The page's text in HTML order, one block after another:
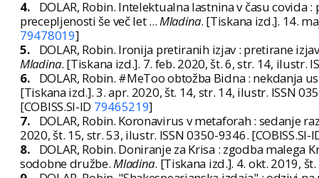
4.
DOLAR, Robin. Intelektualna lastnina v času
precepljenosti še več let ...Mladina. [Tiskana izd.]. 14.
79478019]
5.
DOLAR, Robin. Ironija pretiranih izjav : pretirane
Mladina. [Tiskana izd.]. 7. feb. 2020, št. 6, str. 14, ilustr.
6.
DOLAR, Robin. #MeToo obtožba Bidna : nekdanja
[Tiskana izd.]. 3. apr. 2020, št. 14, str. 14, ilustr. ISSN
[COBISS.SI-ID 79465219]
7.
DOLAR, Robin. Koronavirus v metaforah : sedanje
2020, št. 15, str. 53, ilustr. ISSN 0350-9346. [COBISS.SI-
8.
DOLAR, Robin. Doniranje za Krisa : zgodba
sodobne družbe.Mladina. [Tiskana izd.]. 4. okt. 2019,